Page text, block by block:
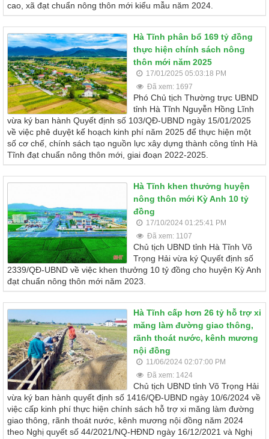
cao, xã đạt chuẩn nông thôn mới kiểu mẫu năm 2024.
Hà Tĩnh phân bổ 169 tỷ đồng
thực hiện chính sách nông
thôn mới năm 2025
17/01/2025 05:03:18 PM
Đã xem: 1697
Phó Chủ tịch Thường trực UBND
tỉnh Hà Tĩnh Nguyễn Hồng Lĩnh
vừa ký ban hành Quyết định số 103/QĐ-UBND ngày 15/01/2025
về việc phê duyệt kế hoạch kinh phí năm 2025 để thực hiện một
số cơ chế, chính sách tạo nguồn lực xây dựng thành công tỉnh Hà
Tĩnh đạt chuẩn nông thôn mới, giai đoạn 2022-2025.
Hà Tĩnh khen thưởng huyện
nông thôn mới Kỳ Anh 10 tỷ
đồng
17/10/2024 01:25:41 PM
Đã xem: 1107
Chủ tịch UBND tỉnh Hà Tĩnh Võ
Trọng Hải vừa ký Quyết định số
2339/QĐ-UBND về việc khen thưởng 10 tỷ đồng cho huyện Kỳ Anh
đạt chuẩn nông thôn mới năm 2023.
Hà Tĩnh cấp hơn 26 tỷ hỗ trợ xi
măng làm đường giao thông,
rãnh thoát nước, kênh mương
nội đồng
11/06/2024 02:07:00 PM
Đã xem: 1424
Chủ tịch UBND tỉnh Võ Trọng Hải
vừa ký ban hành quyết định số 1416/QĐ-UBND ngày 10/6/2024 về
việc cấp kinh phí thực hiện chính sách hỗ trợ xi măng làm đường
giao thông, rãnh thoát nước, kênh mương nội đồng năm 2024
theo Nghị quyết số 44/2021/NQ-HĐND ngày 16/12/2021 và Nghị